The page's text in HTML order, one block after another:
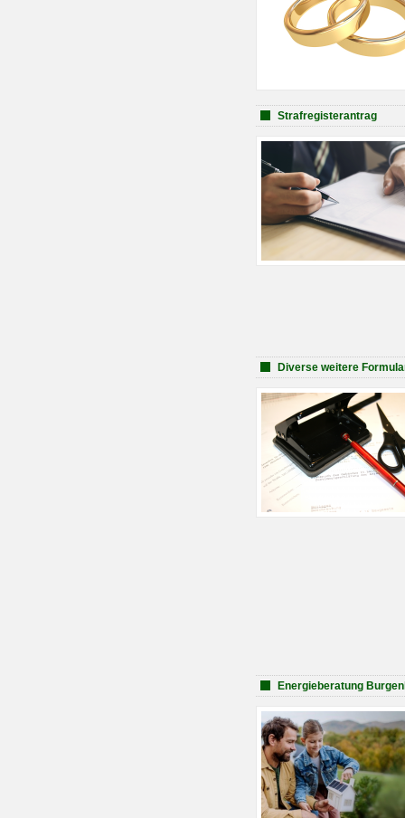
Strafregisterantrag
Diverse weitere
Energieberatung